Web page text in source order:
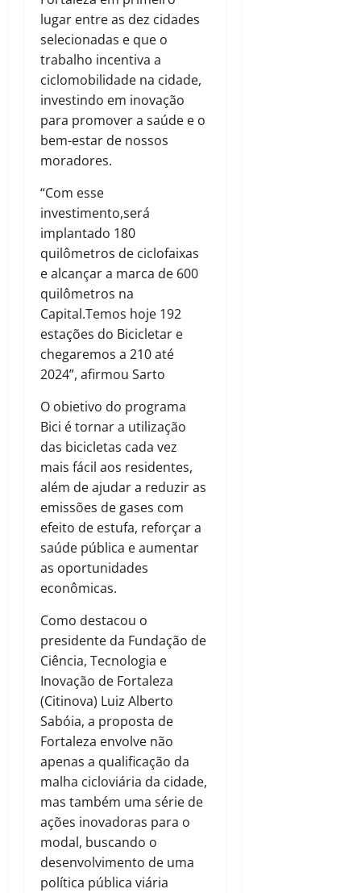
lugar entre as dez cidades
selecionadas e que o
trabalho incentiva a
ciclomobilidade na cidade,
investindo em inovação
para promover a saúde e o
bem-estar de nossos
moradores.
“Com esse
investimento,será
implantado 180
quilômetros de ciclofaixas
e alcançar a marca de 600
quilômetros na
Capital.Temos hoje 192
estações do Bicicletar e
chegaremos a 210 até
2024”, afirmou Sarto
O obietivo do programa
Bici é tornar a utilização
das bicicletas cada vez
mais fácil aos residentes,
além de ajudar a reduzir as
emissões de gases com
efeito de estufa, reforçar a
saúde pública e aumentar
as oportunidades
econômicas.
Como destacou o
presidente da Fundação de
Ciência, Tecnologia e
Inovação de Fortaleza
(Citinova) Luiz Alberto
Sabóia, a proposta de
Fortaleza envolve não
apenas a qualificação da
malha cicloviária da cidade,
mas também uma série de
ações inovadoras para o
modal, buscando o
desenvolvimento de uma
política pública viária